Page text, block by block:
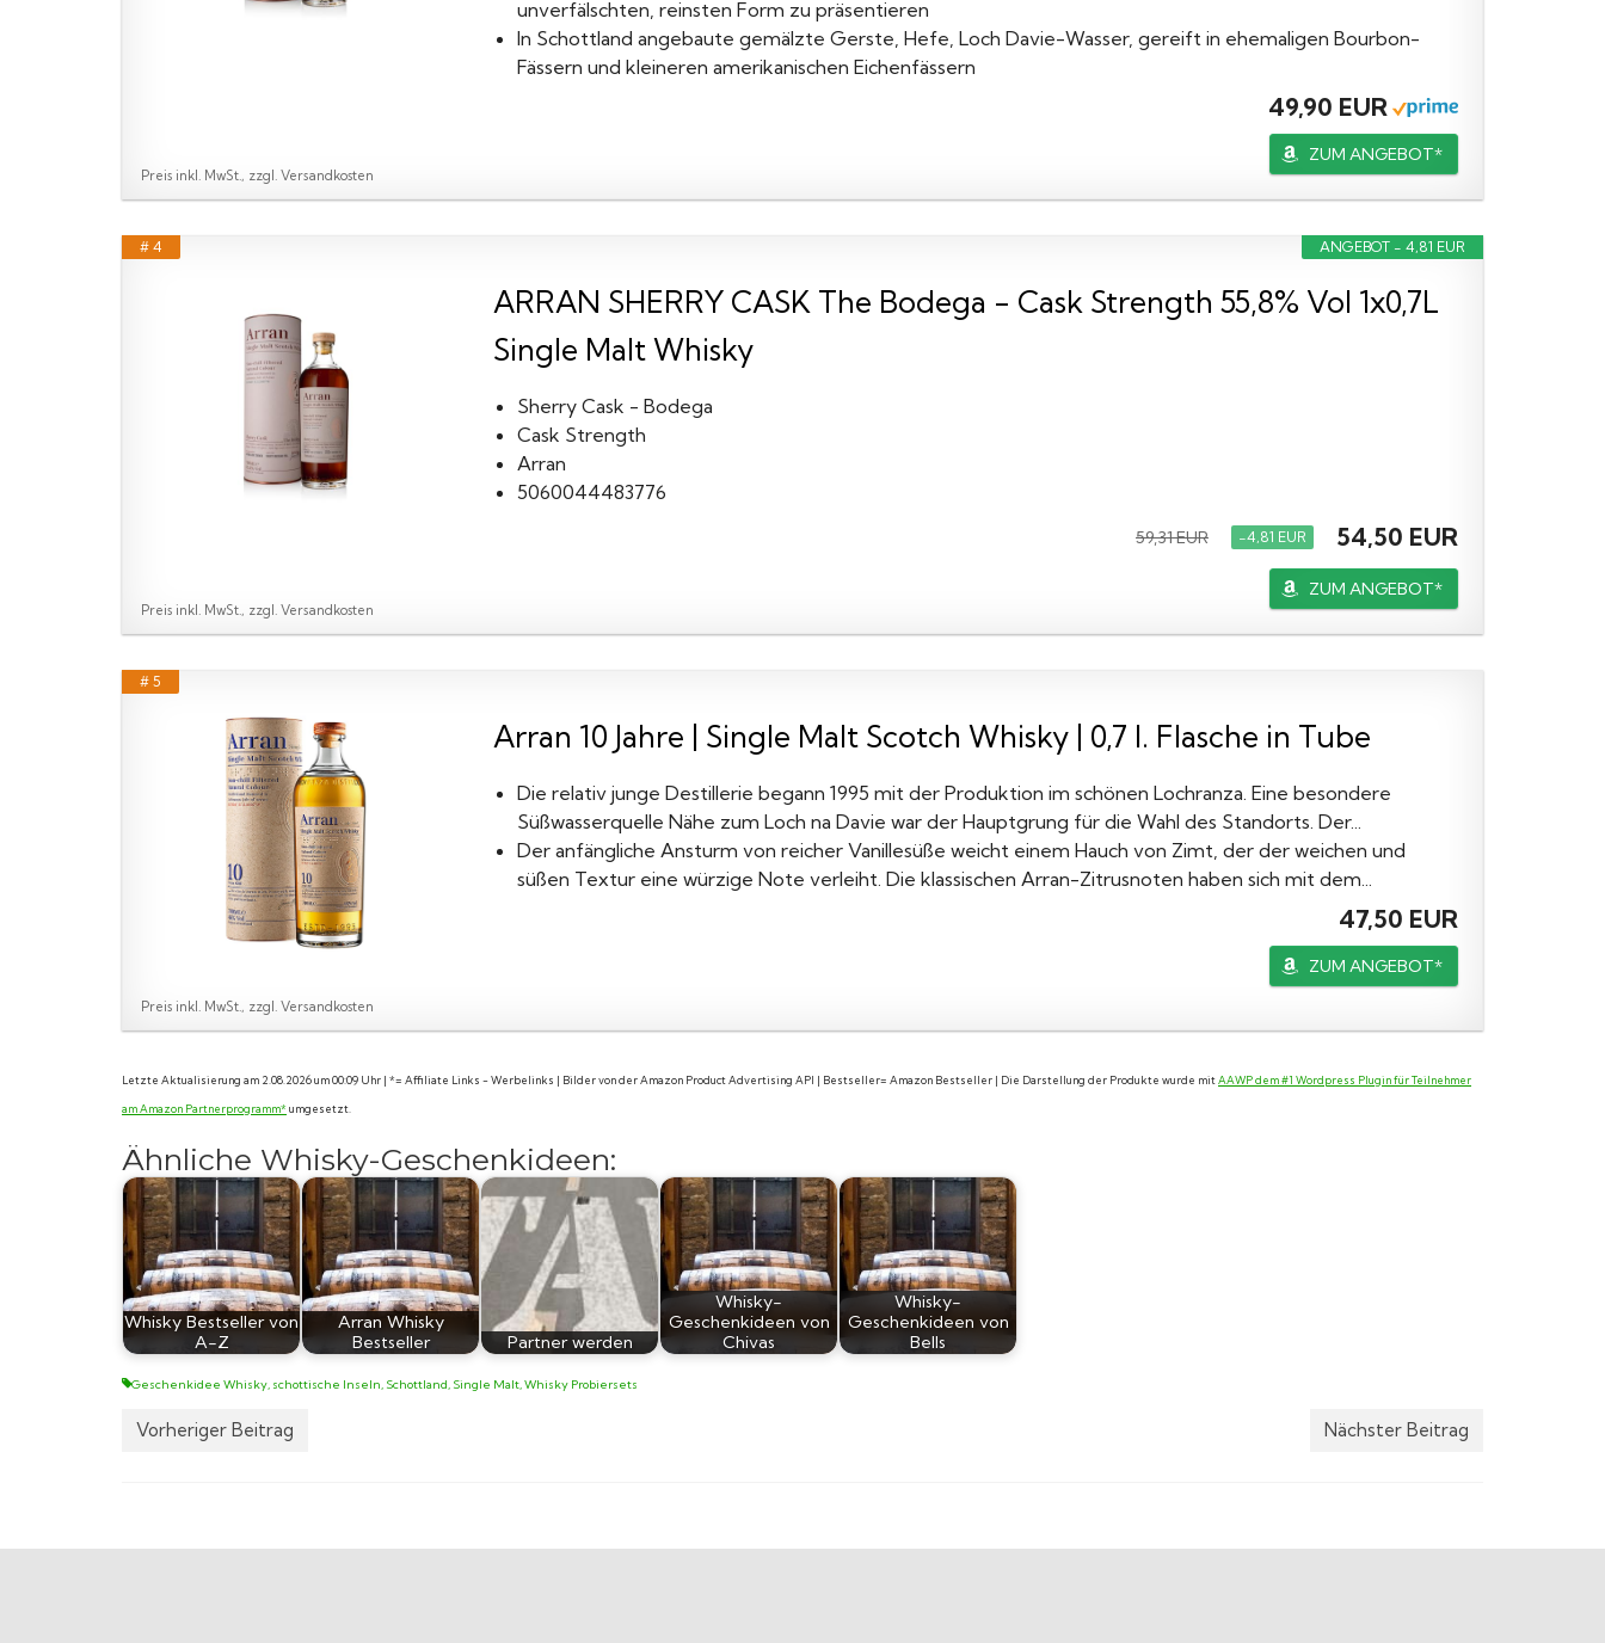
unverfälschten, reinsten Form zu präsentieren
In Schottland angebaute gemälzte Gerste, Hefe, Loch Davie-Wasser, gereift in ehemaligen Bourbon-
Fässern und kleineren amerikanischen Eichenfässern
49,90 EUR
ZUM ANGEBOT*
Preis inkl. MwSt., zzgl. Versandkosten
ANGEBOT - 4,81 EUR
# 4
ARRAN SHERRY CASK The Bodega - Cask Strength 55,8% Vol 1x0,7L
Single Malt Whisky
Sherry Cask - Bodega
Cask Strength
Arran
5060044483776
59,31 EUR −4,81 EUR 54,50 EUR
ZUM ANGEBOT*
Preis inkl. MwSt., zzgl. Versandkosten
# 5
Arran 10 Jahre | Single Malt Scotch Whisky | 0,7 l. Flasche in Tube
Die relativ junge Destillerie begann 1995 mit der Produktion im schönen Lochranza. Eine besondere
Süßwasserquelle Nähe zum Loch na Davie war der Hauptgrung für die Wahl des Standorts. Der...
Der anfängliche Ansturm von reicher Vanillesüße weicht einem Hauch von Zimt, der der weichen und
süßen Textur eine würzige Note verleiht. Die klassischen Arran-Zitrusnoten haben sich mit dem...
47,50 EUR
ZUM ANGEBOT*
Preis inkl. MwSt., zzgl. Versandkosten
Letzte Aktualisierung am 2.08.2026 um 00:09 Uhr | *= Affiliate Links - Werbelinks | Bilder von der Amazon Product Advertising API | Bestseller= Amazon Bestseller | Die Darstellung der Produkte wurde mitAAWP dem #1 Wordpress Plugin für Teilnehmer
am Amazon Partnerprogramm*umgesetzt.
Ähnliche Whisky-Geschenkideen:
Whisky Bestseller von
A-Z
Arran Whisky
Bestseller
Partner werden
Whisky-
Geschenkideen von
Chivas
Whisky-
Geschenkideen von
Bells
Geschenkidee Whisky, schottische Inseln, Schottland, Single Malt,Whisky Probiersets
Vorheriger Beitrag Nächster Beitrag